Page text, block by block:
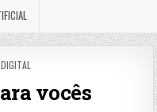
vocês